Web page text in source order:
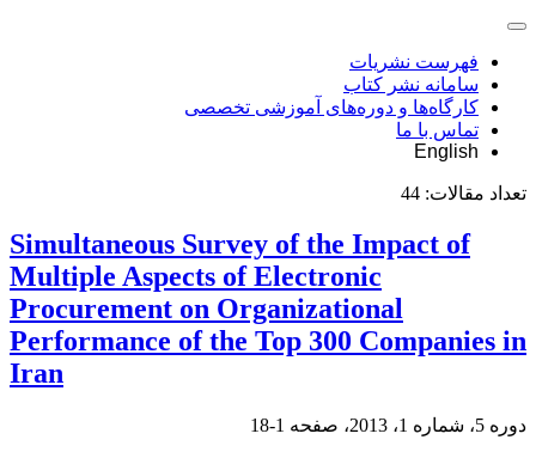
فهرست نشریات
سامانه نشر کتاب
کارگاه‌ها و دوره‌های آموزشی تخصصی
تماس با ما
English
تعداد مقالات: 44
Simultaneous Survey of the Impact of
Multiple Aspects of Electronic
Procurement on Organizational
Performance of the Top 300 Companies in
Iran
دوره 5، شماره 1، 2013، صفحه 1-18